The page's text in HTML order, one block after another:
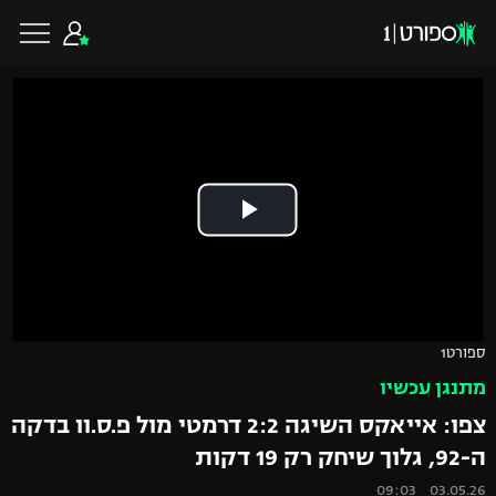
ליגיונרים
גביע המדינה
ליגה אירופית
ליגה אנגלית
כדורסל ישראלי
ליגה לאומית
כדורסל עולמי
NBA
ספורט1
מתנגן עכשיו
צפו: אייאקס השיגה 2:2 דרמטי מול פ.ס.וו בדקה
ה-92, גלוך שיחק רק 19 דקות
03.05.26 09:03